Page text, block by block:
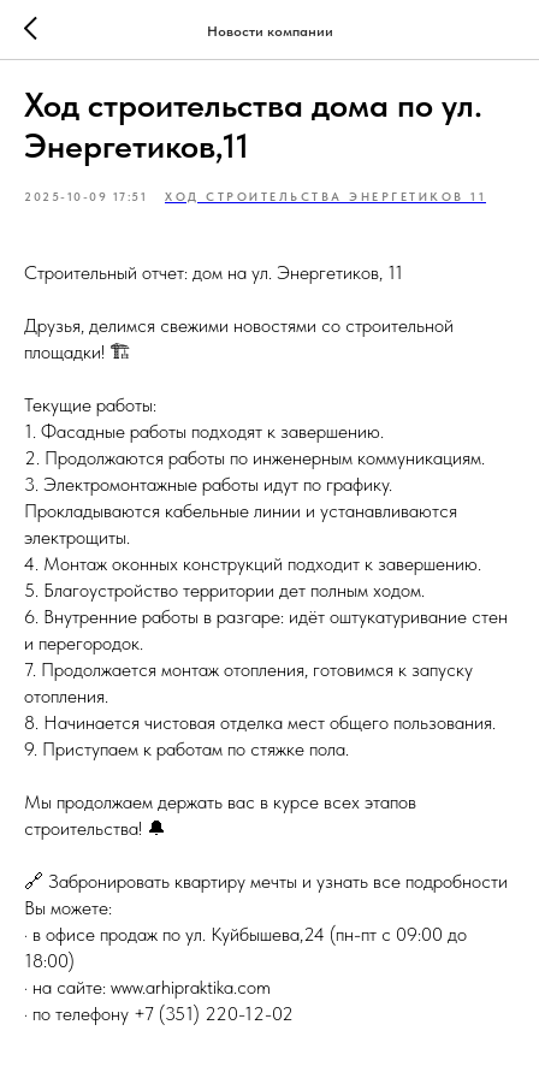
Новости компании
Ход строительства дома по ул.
Энергетиков,11
2025-10-09 17:51 ХОД СТРОИТЕЛЬСТВА ЭНЕРГЕТИКОВ 11
Строительный отчет: дом на ул. Энергетиков, 11
Друзья, делимся свежими новостями со строительной
площадки! 🏗
Текущие работы:
1. Фасадные работы подходят к завершению.
2. Продолжаются работы по инженерным коммуникациям.
3. Электромонтажные работы идут по графику.
Прокладываются кабельные линии и устанавливаются
электрощиты.
4. Монтаж оконных конструкций подходит к завершению.
5. Благоустройство территории дет полным ходом.
6. Внутренние работы в разгаре: идёт оштукатуривание стен
и перегородок.
7. Продолжается монтаж отопления, готовимся к запуску
отопления.
8. Начинается чистовая отделка мест общего пользования.
9. Приступаем к работам по стяжке пола.
Мы продолжаем держать вас в курсе всех этапов
строительства! 🔔
🔗 Забронировать квартиру мечты и узнать все подробности
Вы можете:
· в офисе продаж по ул. Куйбышева,24 (пн-пт с 09:00 до
18:00)
· на сайте: www.arhipraktika.com
· по телефону +7 (351) 220-12-02